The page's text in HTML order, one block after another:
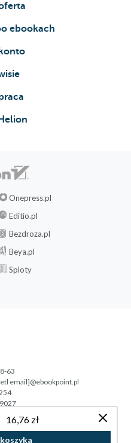
16,76 zł
ebookach
Onepress.pl
Editio.pl
Bezdroza.pl
Beya.pl
Sploty
63
email]@ebookpoint.pl